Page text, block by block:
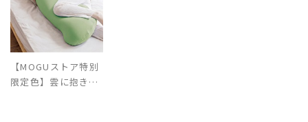
【MOGUストア特別
限定色】雲に抱きつ